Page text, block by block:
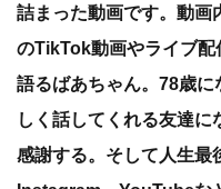
詰まった動画です。動画
のTikTok動画やライブ配
語るばあちゃん。78歳
しく話してくれる友達
感謝する。そして人生